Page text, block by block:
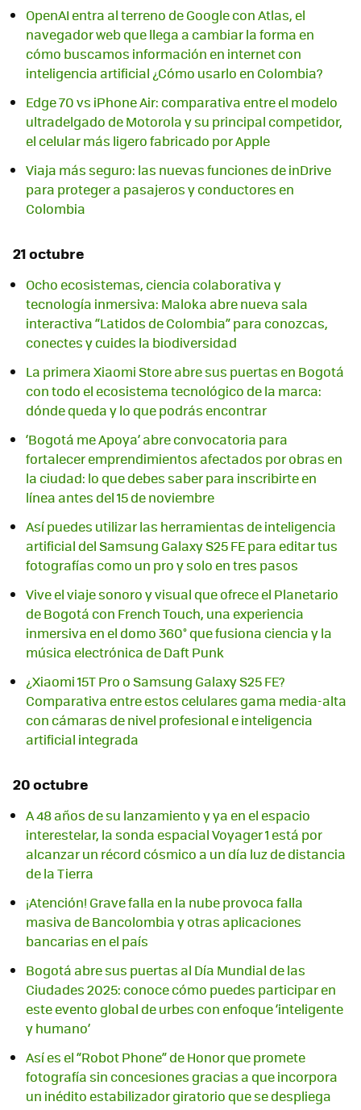
OpenAI entra al terreno de Google con Atlas, el
navegador web que llega a cambiar la forma en
cómo buscamos información en internet con
inteligencia artificial ¿Cómo usarlo en Colombia?
Edge 70 vs iPhone Air: comparativa entre el modelo
ultradelgado de Motorola y su principal competidor,
el celular más ligero fabricado por Apple
Viaja más seguro: las nuevas funciones de inDrive
para proteger a pasajeros y conductores en
Colombia
21 octubre
Ocho ecosistemas, ciencia colaborativa y
tecnología inmersiva: Maloka abre nueva sala
interactiva “Latidos de Colombia” para conozcas,
conectes y cuides la biodiversidad
La primera Xiaomi Store abre sus puertas en Bogotá
con todo el ecosistema tecnológico de la marca:
dónde queda y lo que podrás encontrar
‘Bogotá me Apoya’ abre convocatoria para
fortalecer emprendimientos afectados por obras en
la ciudad: lo que debes saber para inscribirte en
línea antes del 15 de noviembre
Así puedes utilizar las herramientas de inteligencia
artificial del Samsung Galaxy S25 FE para editar tus
fotografías como un pro y solo en tres pasos
Vive el viaje sonoro y visual que ofrece el Planetario
de Bogotá con French Touch, una experiencia
inmersiva en el domo 360° que fusiona ciencia y la
música electrónica de Daft Punk
¿Xiaomi 15T Pro o Samsung Galaxy S25 FE?
Comparativa entre estos celulares gama media-alta
con cámaras de nivel profesional e inteligencia
artificial integrada
20 octubre
A 48 años de su lanzamiento y ya en el espacio
interestelar, la sonda espacial Voyager 1 está por
alcanzar un récord cósmico a un día luz de distancia
de la Tierra
¡Atención! Grave falla en la nube provoca falla
masiva de Bancolombia y otras aplicaciones
bancarias en el país
Bogotá abre sus puertas al Día Mundial de las
Ciudades 2025: conoce cómo puedes participar en
este evento global de urbes con enfoque ‘inteligente
y humano’
Así es el “Robot Phone” de Honor que promete
fotografía sin concesiones gracias a que incorpora
un inédito estabilizador giratorio que se despliega